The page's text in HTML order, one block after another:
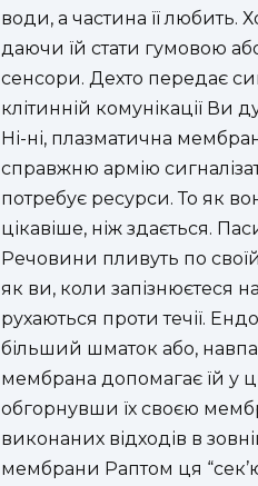
води, а частина її любить.
даючи їй стати гумовою
сенсори. Дехто передає
клітинній комунікації
Ні-ні, плазматична
справжню армію
потребує ресурси. То як
цікавіше, ніж здається.
Речовини пливуть по
як ви, коли запізнюєтеся
рухаються проти течії.
більший шматок або,
мембрана допомагає їй у
обгорнувши їх своєю
виконаних відходів в
мембрани Раптом ця